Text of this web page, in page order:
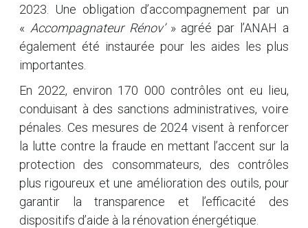
2023. Une obligation d’accompagnement par un
« Accompagnateur Rénov’» agréé par l’ANAH a
également été instaurée pour les aides les plus
importantes.
En 2022, environ 170 000 contrôles ont eu lieu,
conduisant à des sanctions administratives, voire
pénales. Ces mesures de 2024 visent à renforcer
la lutte contre la fraude en mettant l’accent sur la
protection des consommateurs, des contrôles
plus rigoureux et une amélioration des outils, pour
garantir la transparence et l’efficacité des
dispositifs d’aide à la rénovation énergétique.